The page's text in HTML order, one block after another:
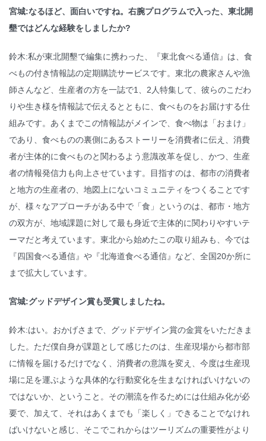
宮城:なるほど、面白いですね。右腕プログラムで入った、東北開
墾ではどんな経験をしましたか?
鈴木:私が東北開墾で編集に携わった、『東北食べる通信』は、食
べもの付き情報誌の定期購読サービスです。東北の農家さんや漁
師さんなど、生産者の方を一誌で1、2人特集して、彼らのこだわ
りや生き様を情報誌で伝えるとともに、食べものをお届けする仕
組みです。あくまでこの情報誌がメインで、食べ物は「おまけ」
であり、食べものの裏側にあるストーリーを消費者に伝え、消費
者が主体的に食べものと関わるよう意識改革を促し、かつ、生産
者の情報発信力も向上させています。目指すのは、都市の消費者
と地方の生産者の、地図上にないコミュニティをつくることです
が、様々なアプローチがある中で「食」というのは、都市・地方
の双方が、地域課題に対して最も身近で主体的に関わりやすいテ
ーマだと考えています。東北から始めたこの取り組みも、今では
『四国食べる通信』や『北海道食べる通信』など、全国20か所に
まで拡大しています。
宮城:グッドデザイン賞も受賞しましたね。
鈴木:はい。おかげさまで、グッドデザイン賞の金賞をいただきま
した。ただ僕自身が課題として感じたのは、生産現場から都市部
に情報を届けるだけでなく、消費者の意識を変え、今度は生産現
場に足を運ぶような具体的な行動変化を生まなければいけないの
ではないか、ということ。その潮流を作るためには仕組み化が必
要で、加えて、それはあくまでも「楽しく」できることでなけれ
ばいけないと感じ、そこでこれからはツーリズムの重要性がより